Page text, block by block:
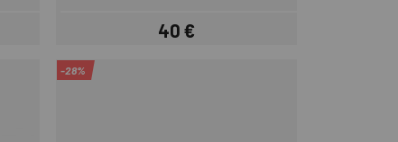
Preu
40 €
-28%